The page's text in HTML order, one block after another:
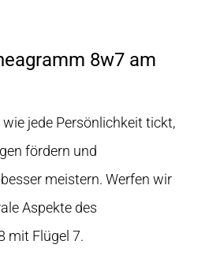
8w7 am
jede Persönlichkeit tickt,
fördern und
meistern. Werfen wir
Aspekte des
mit Flügel 7.